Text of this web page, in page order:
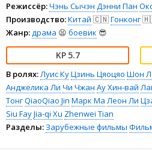
Режиссёр:Чэнь Сычэн Дэнни Пан
Производство:Китай 🇨🇳Гонконг
Жанр:драма 😫 боевик 😎
5.7
В ролях:Луис КуЦзинь Цяоцяо Шон
Анджелика Ли Чи Чжан Ау Хин-вай
ТонгQiaoQiao Jin Марк Ма Леон Ли
Siu FayJia-qi Xu Zhenwei Tian
Разделы: Зарубежные фильмы